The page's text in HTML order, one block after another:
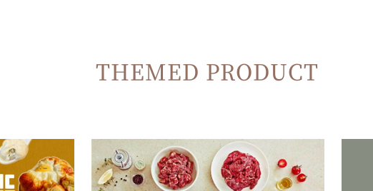
THEMED PRODUCT